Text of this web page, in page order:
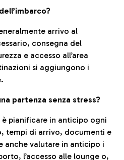
arrivo al
consegna del
e accesso all’area
si aggiungono i
partenza senza stress?
pianificare in anticipo ogni
tempi di arrivo, documenti e
anche valutare in anticipo i
l’accesso alle lounge o,